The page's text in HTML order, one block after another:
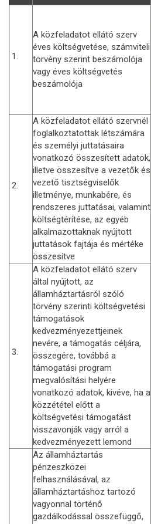
1.
A közfeladatot ellátó szerv
éves költségvetése, számviteli
törvény szerint beszámolója
vagy éves költségvetés
beszámolója
2.
A közfeladatot ellátó szervnél
foglalkoztatottak létszámára
és személyi juttatásaira
vonatkozó összesített adatok,
illetve összesítve a vezetők és
vezető tisztségviselők
illetménye, munkabére, és
rendszeres juttatásai, valamint
költségtérítése, az egyéb
alkalmazottaknak nyújtott
juttatások fajtája és mértéke
összesítve
3.
A közfeladatot ellátó szerv
által nyújtott, az
államháztartásról szóló
törvény szerinti költségvetési
támogatások
kedvezményezettjeinek
nevére, a támogatás céljára,
összegére, továbbá a
támogatási program
megvalósítási helyére
vonatkozó adatok, kivéve, ha a
közzététel előtt a
költségvetési támogatást
visszavonják vagy arról a
kedvezményezett lemond
Az államháztartás
pénzeszközei
felhasználásával, az
államháztartáshoz tartozó
vagyonnal történő
gazdálkodással összefüggő,